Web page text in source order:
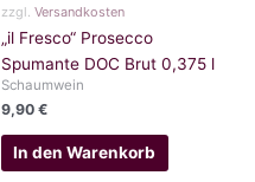
zzgl. Versandkosten
„il Fresco“ Prosecco
Spumante DOC Brut 0,375 l
Schaumwein
9,90 €
In den Warenkorb